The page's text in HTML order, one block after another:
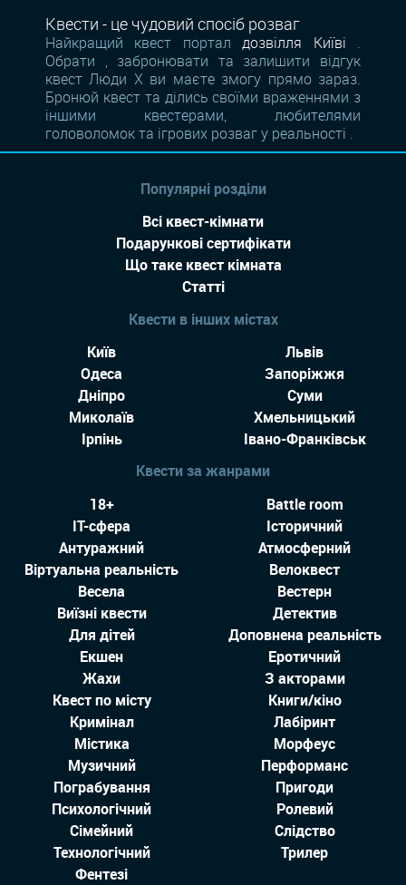
Квести - це чудовий спосіб розваг
Найкращий квест порталдозвілля Київі .
Обрати , забронювати та залишити відгук
квест Люди Х ви маєте змогу прямо зараз.
Бронюй квест та ділись своїми враженнями з
іншими квестерами, любителями
головоломок та ігрових розваг у реальності .
Популярні розділи
Всі квест-кімнати
Подарункові сертифікати
Що таке квест кімната
Статті
Квести в інших містах
Київ
Львів
Одеса
Запоріжжя
Дніпро
Суми
Миколаїв
Хмельницький
Ірпінь
Івано-Франківськ
Квести за жанрами
18+
Battle room
IT-сфера
Історичний
Антуражний
Атмосферний
Віртуальна реальність
Велоквест
Весела
Вестерн
Виїзні квести
Детектив
Для дітей
Доповнена реальність
Екшен
Еротичний
Жахи
З акторами
Квест по місту
Книги/кіно
Кримінал
Лабіринт
Містика
Морфеус
Музичний
Перформанс
Пограбування
Пригоди
Психологічний
Ролевий
Сімейний
Слідство
Технологiчний
Трилер
Фентезі